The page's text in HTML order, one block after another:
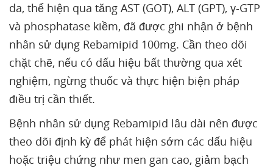
da, thể hiện qua tăng AST (GOT), ALT (GPT), γ-GTP
và phosphatase kiềm, đã được ghi nhận ở bệnh
nhân sử dụng Rebamipid 100mg. Cần theo dõi
chặt chẽ, nếu có dấu hiệu bất thường qua xét
nghiệm, ngừng thuốc và thực hiện biện pháp
điều trị cần thiết.
Bệnh nhân sử dụng Rebamipid lâu dài nên được
theo dõi định kỳ để phát hiện sớm các dấu hiệu
hoặc triệu chứng như men gan cao, giảm bạch